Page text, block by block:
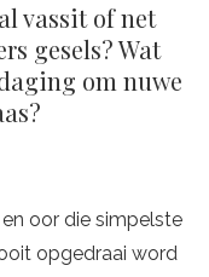
vassit of net
gesels? Wat
om nuwe
oor die simpelste
opgedraai word